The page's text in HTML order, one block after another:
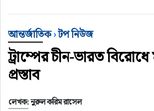
বিনোদন
অর্থ-বানিজ্য
অন্যান্য
আন্তর্জাতিক›টপ নিউজ
ট্রাম্পের চীন-ভারত বিরোধে
প্রস্তাব
লেখক: নুরুল করিম রাসেল